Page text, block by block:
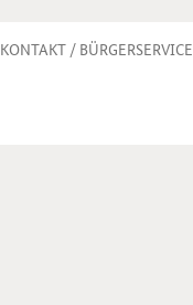
KONTAKT / BÜRGERSERVICE